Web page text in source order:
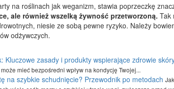
na roślinach jak weganizm, stawia poprzeczkę
ale również wszelką żywność przetworzoną. Tak
niesie ze sobą pewne ryzyko. Należy
odżywczych.
Kluczowe zasady i produkty wspierające zdrowie
mieć bezpośredni wpływ na kondycję Twojej...
na szybkie schudnięcie? Przewodnik po metodach